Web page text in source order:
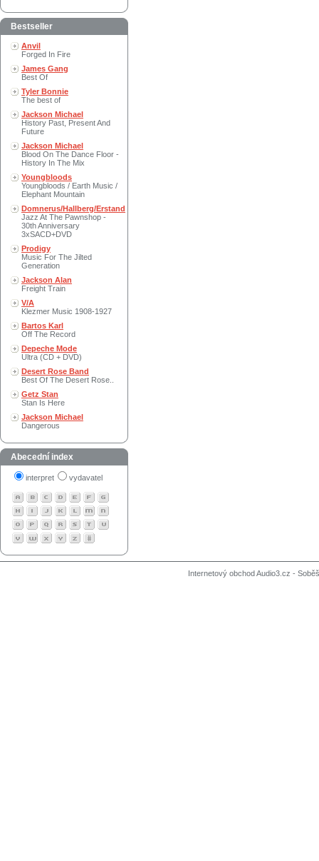
Bestseller
Anvil
Forged In Fire
James Gang
Best Of
Tyler Bonnie
The best of
Jackson Michael
History Past, Present And
Future
Jackson Michael
Blood On The Dance Floor -
History In The Mix
Youngbloods
Youngbloods / Earth Music /
Elephant Mountain
Domnerus/Hallberg/Erstand
Jazz At The Pawnshop -
30th Anniversary
3xSACD+DVD
Prodigy
Music For The Jilted
Generation
Jackson Alan
Freight Train
V/A
Klezmer Music 1908-1927
Bartos Karl
Off The Record
Depeche Mode
Ultra (CD + DVD)
Desert Rose Band
Best Of The Desert Rose..
Getz Stan
Stan Is Here
Jackson Michael
Dangerous
Abecední index
interpret vydavatel
Internetový obchod Audio3.cz -